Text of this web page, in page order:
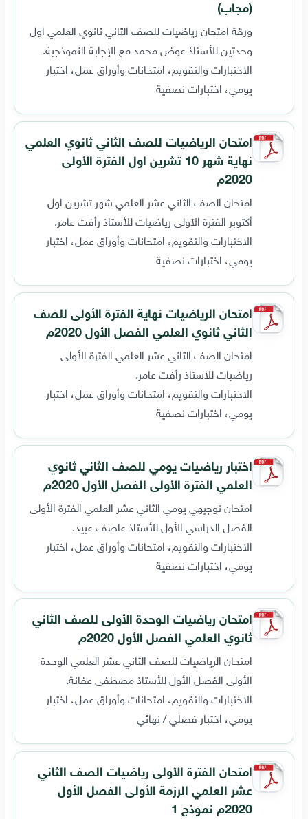
(مجاب)
ورقة امتحان رياضيات للصف الثاني ثانوي العلمي اول
وحدتين للأستاذ عوض محمد مع الإجابة النموذجية.
الاختبارات والتقويم، امتحانات وأوراق عمل، اختبار
يومي، اختبارات نصفية
امتحان الرياضيات للصف الثاني ثانوي العلمي
نهاية شهر 10 تشرين اول الفترة الأولى
2020م
امتحان الصف الثاني عشر العلمي شهر تشرين اول
أكتوبر الفترة الأولى رياضيات للأستاذ رأفت عامر.
الاختبارات والتقويم، امتحانات وأوراق عمل، اختبار
يومي، اختبارات نصفية
امتحان الرياضيات نهاية الفترة الأولى للصف
الثاني ثانوي العلمي الفصل الأول 2020م
امتحان الصف الثاني عشر العلمي الفترة الأولى
رياضيات للأستاذ رأفت عامر.
الاختبارات والتقويم، امتحانات وأوراق عمل، اختبار
يومي، اختبارات نصفية
اختبار رياضيات يومي للصف الثاني ثانوي
العلمي الفترة الأولى الفصل الأول 2020م
امتحان توجيهي يومي الثاني عشر العلمي الفترة الأولى
الفصل الدراسي الأول للأستاذ عاصف عبيد.
الاختبارات والتقويم، امتحانات وأوراق عمل، اختبار
يومي، اختبارات نصفية
امتحان رياضيات الوحدة الأولى للصف الثاني
ثانوي العلمي الفصل الأول 2020م
امتحان الرياضيات للصف الثاني عشر العلمي الوحدة
الأولى الفصل الأول للأستاذ مصطفى عفانة.
الاختبارات والتقويم، امتحانات وأوراق عمل، اختبار
يومي، اختبار فصلي / نهائي
امتحان الفترة الأولى رياضيات الصف الثاني
عشر العلمي الرزمة الأولى الفصل الأول
2020م نموذج 1